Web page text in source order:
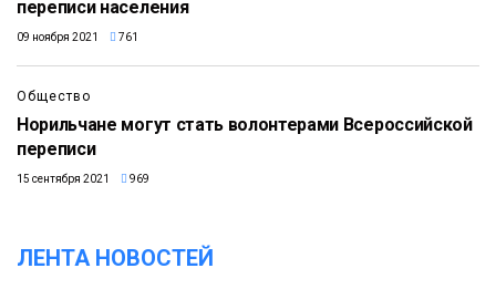
переписи населения
09 ноября 2021 761
Общество
Норильчане могут стать волонтерами Всероссийской
переписи
15 сентября 2021 969
ЛЕНТА НОВОСТЕЙ